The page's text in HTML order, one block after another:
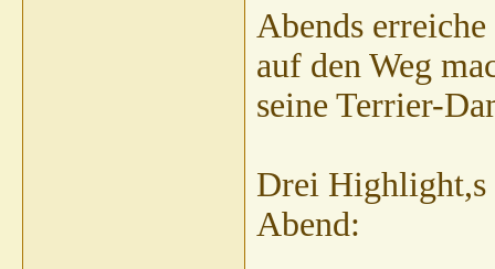
Abends
auf den Weg
seine Terrier-
Drei Highlight,s
Abend: